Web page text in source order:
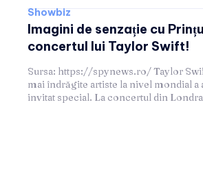
Showbiz
Imagini de senzație cu
concertul lui Taylor Swift!
Sursa: https://spynews.ro/ Taylor
mai îndrăgite artiste la nivel mondial a
invitat special. La concertul din